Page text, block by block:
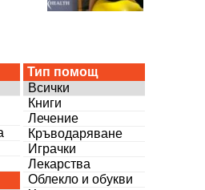
Тип помощ
Всички
Книги
Лечение
Кръводаряване
Играчки
Лекарства
Облекло и обукви